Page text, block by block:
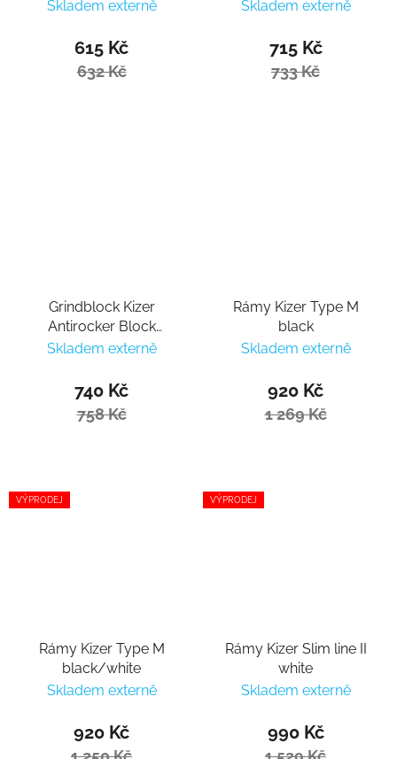
Skladem externě
615 Kč
632 Kč
Skladem externě
715 Kč
733 Kč
Grindblock Kizer
Antirocker Block
Unlimited
Skladem externě
740 Kč
758 Kč
Rámy Kizer Type M
black
Skladem externě
920 Kč
1 269 Kč
VÝPRODEJ
Rámy Kizer Type M
black/white
Skladem externě
920 Kč
VÝPRODEJ
Rámy Kizer Slim line II
white
Skladem externě
990 Kč